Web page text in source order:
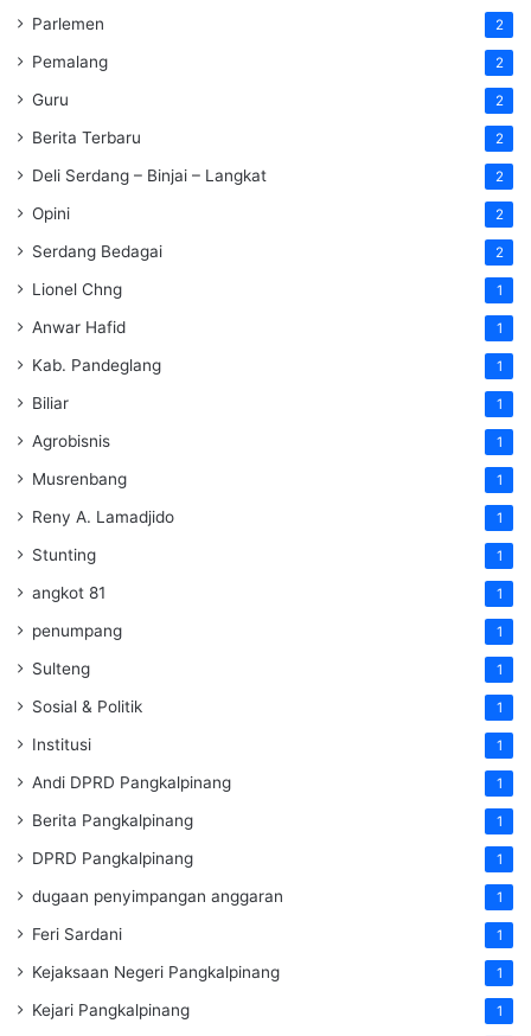
Parlemen 2
Pemalang 2
Guru 2
Berita Terbaru 2
Deli Serdang – Binjai – Langkat 2
Opini 2
Serdang Bedagai 2
Lionel Chng 1
Anwar Hafid 1
Kab. Pandeglang 1
Biliar 1
Agrobisnis 1
Musrenbang 1
Reny A. Lamadjido 1
Stunting 1
angkot 81 1
penumpang 1
Sulteng 1
Sosial & Politik 1
Institusi 1
Andi DPRD Pangkalpinang 1
Berita Pangkalpinang 1
DPRD Pangkalpinang 1
dugaan penyimpangan anggaran 1
Feri Sardani 1
Kejaksaan Negeri Pangkalpinang 1
Kejari Pangkalpinang 1